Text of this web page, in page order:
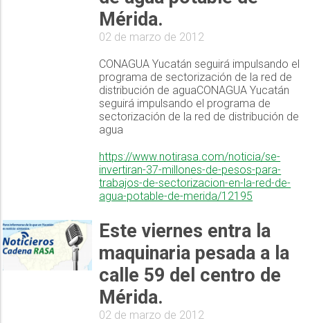
Mérida.
02 de marzo de 2012
CONAGUA Yucatán seguirá impulsando el
programa de sectorización de la red de
distribución de aguaCONAGUA Yucatán
seguirá impulsando el programa de
sectorización de la red de distribución de
agua
https://www.notirasa.com/noticia/se-
invertiran-37-millones-de-pesos-para-
trabajos-de-sectorizacion-en-la-red-de-
agua-potable-de-merida/12195
Este viernes entra la
maquinaria pesada a la
calle 59 del centro de
Mérida.
02 de marzo de 2012